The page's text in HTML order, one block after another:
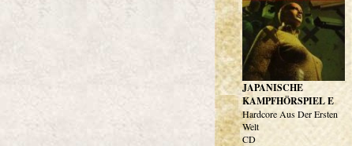
JAPANISCHE
KAMPFHÖRSPIEL E
Hardcore Aus Der Ersten
Welt
CD